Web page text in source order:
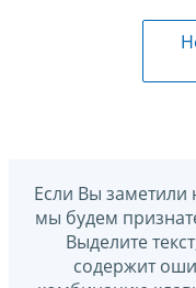
Если Вы заметили
мы будем
Выделите
содержит